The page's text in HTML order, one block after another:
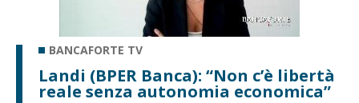
BANCAFORTE TV
Landi (BPER Banca): “Non c’è libertà
reale senza autonomia economica”